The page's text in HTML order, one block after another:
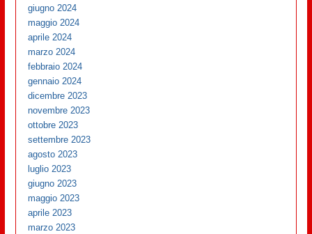
giugno 2024
maggio 2024
aprile 2024
marzo 2024
febbraio 2024
gennaio 2024
dicembre 2023
novembre 2023
ottobre 2023
settembre 2023
agosto 2023
luglio 2023
giugno 2023
maggio 2023
aprile 2023
marzo 2023